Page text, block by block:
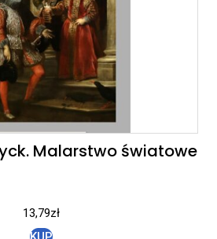
Malarstwo światowe
13,79zł